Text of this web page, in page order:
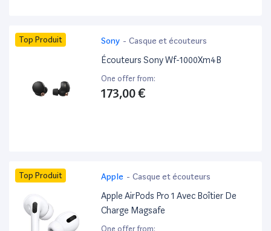
Top Produit Sony - Casque et écouteurs
Écouteurs Sony Wf-1000Xm4B
One offer from:
173,00 €
Top Produit Apple - Casque et écouteurs
Apple AirPods Pro 1 Avec Boîtier De
Charge Magsafe
One offer from: